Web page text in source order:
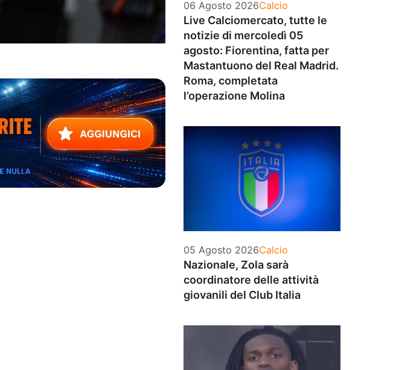
06 Agosto 2026Categorie
Calcio
Live Calciomercato, tutte le
notizie di mercoledì 05
agosto: Fiorentina, fatta per
Mastantuono del Real Madrid.
Roma, completata
l’operazione Molina
05 Agosto 2026Categorie
Calcio
Nazionale, Zola sarà
coordinatore delle attività
giovanili del Club Italia